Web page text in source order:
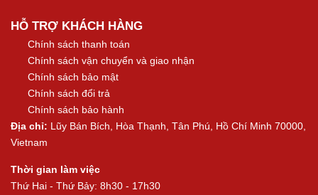
HỖ TRỢ KHÁCH HÀNG
Chính sách thanh toán
Chính sách vận chuyển và giao nhận
Chính sách bảo mật
Chính sách đổi trả
Chính sách bảo hành
Địa chỉ: Lũy Bán Bích, Hòa Thạnh, Tân Phú, Hồ Chí Minh 70000,
Vietnam
Thời gian làm việc
Thứ Hai - Thứ Bảy: 8h30 - 17h30